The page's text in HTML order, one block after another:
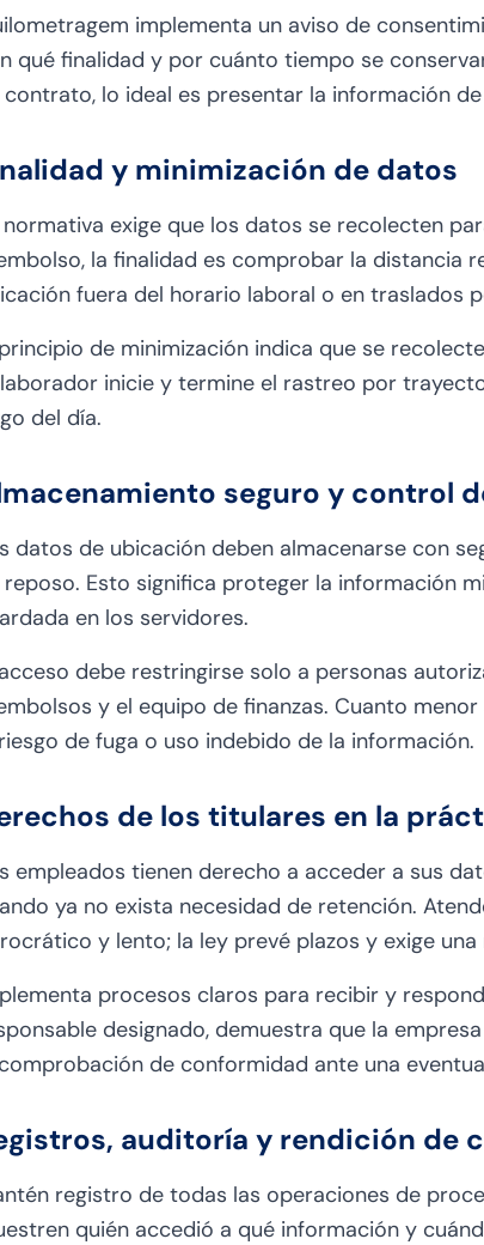
implementa un aviso de
qué finalidad y por cuánto tiempo se
contrato, lo ideal es presentar la información
y minimización de datos
normativa exige que los datos se recolecten
la finalidad es comprobar la distancia
fuera del horario laboral o en traslados
de minimización indica que se
inicie y termine el rastreo por
del día.
seguro y control
datos de ubicación deben almacenarse con
reposo. Esto significa proteger la información
en los servidores.
debe restringirse solo a personas
y el equipo de finanzas. Cuanto
de fuga o uso indebido de la información.
de los titulares en la
empleados tienen derecho a acceder a sus
ya no exista necesidad de retención.
y lento; la ley prevé plazos y exige
procesos claros para recibir y
designado, demuestra que la
de conformidad ante una
auditoría y rendición de
registro de todas las operaciones de
quién accedió a qué información y